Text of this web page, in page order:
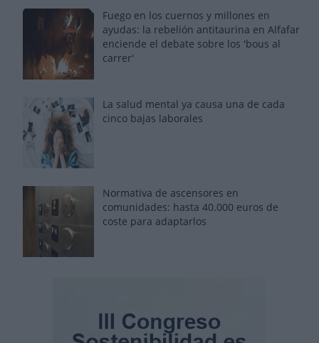
Fuego en los cuernos y millones en
ayudas: la rebelión antitaurina en Alfafar
enciende el debate sobre los 'bous al
carrer'
La salud mental ya causa una de cada
cinco bajas laborales
Normativa de ascensores en
comunidades: hasta 40.000 euros de
coste para adaptarlos